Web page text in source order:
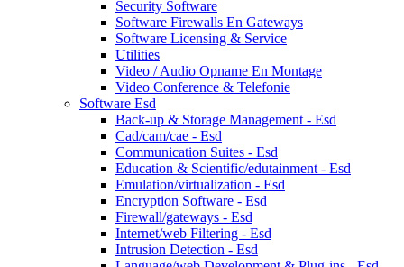
Security Software
Software Firewalls En Gateways
Software Licensing & Service
Utilities
Video / Audio Opname En Montage
Video Conference & Telefonie
Software Esd
Back-up & Storage Management - Esd
Cad/cam/cae - Esd
Communication Suites - Esd
Education & Scientific/edutainment - Esd
Emulation/virtualization - Esd
Encryption Software - Esd
Firewall/gateways - Esd
Internet/web Filtering - Esd
Intrusion Detection - Esd